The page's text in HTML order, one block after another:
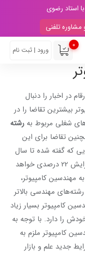
استاد رضوی
مشاوره تلفنی
0
ورود | ثبت نام
در اخبار را دنبال
بیشترین تقاضا را در
شغلی مربوط به رشته
تقاضا برای این
که گفته شده تا سال
، افزایش 22 درصدی خواهد
مهندسین کامپیوتر،
مهندسی بالاتر
کامپیوتر بسیار زیاد
را دارد. با توجه به
کامپیوتر ملزم به
جدید علم و بازار